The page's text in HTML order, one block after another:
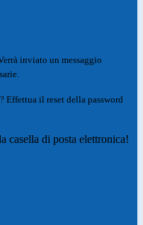
inviato un messaggio
Effettua il reset della password
casella di posta elettronica!